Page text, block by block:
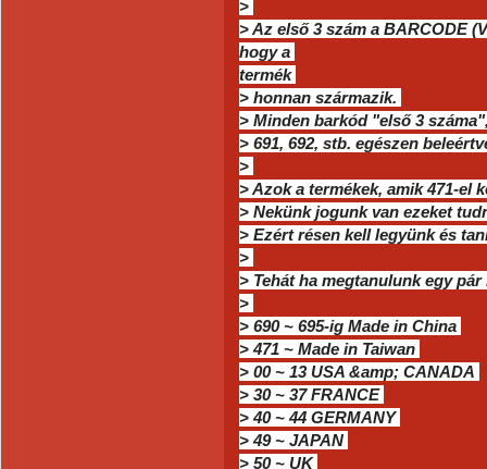
>
> Az első 3 szám a BARCODE
hogy a
termék
> honnan származik.
> Minden barkód "első 3
> 691, 692, stb. egészen
>
> Azok a termékek, amik 471-el
> Nekünk jogunk van ezeket
> Ezért résen kell legyünk és
>
> Tehát ha megtanulunk egy
>
> 690 ~ 695-ig Made in China
> 471 ~ Made in Taiwan
> 00 ~ 13 USA &amp; CANADA
> 30 ~ 37 FRANCE
> 40 ~ 44 GERMANY
> 49 ~ JAPAN
> 50 ~ UK